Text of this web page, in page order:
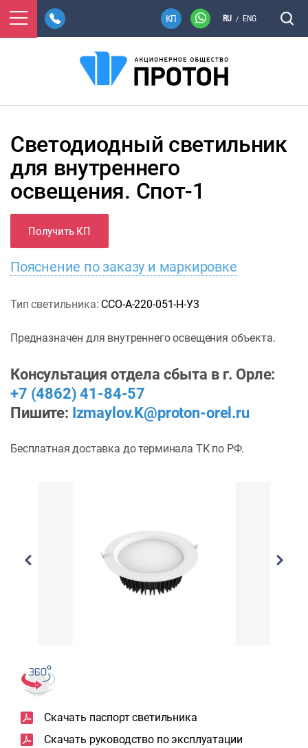
RU / ENG
Светодиодный светильник
для внутреннего
освещения. Спот-1
Получить КП
Пояснение по заказу и маркировке
Тип светильника: ССО-А-220-051-Н-У3
Предназначен для внутреннего освещения объекта.
Консультация отдела сбыта в г. Орле:
+7 (4862) 41-84-57
Пишите: Izmaylov.K@proton-orel.ru
Бесплатная доставка до терминала ТК по РФ.
Скачать паспорт светильника
Скачать руководство по эксплуатации